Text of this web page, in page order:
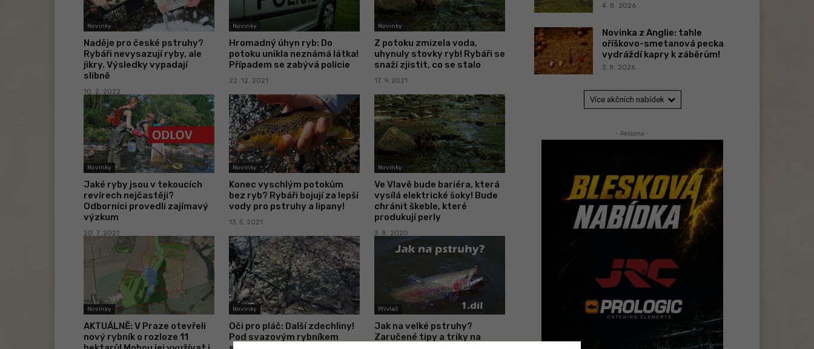
Novinky
Naděje pro české pstruhy?
Rybáři nevysazují ryby, ale
jikry. Výsledky vypadají
slibně
10. 2. 2022
Novinky
Hromadný úhyn ryb: Do
potoku unikla neznámá látka!
Případem se zabývá policie
22. 12. 2021
Novinky
Z potoku zmizela voda,
uhynuly stovky ryb! Rybáři se
snaží zjistit, co se stalo
17. 9. 2021
Novinky
Jaké ryby jsou v tekoucích
revírech nejčastěji?
Odborníci provedli zajímavý
výzkum
20. 7. 2021
Novinky
Konec vyschlým potokům
bez ryb? Rybáři bojují za lepší
vody pro pstruhy a lipany!
13. 5. 2021
Novinky
Ve Vlavě bude bariéra, která
vysílá elektrické šoky! Bude
chránit škeble, které
produkují perly
3. 8. 2020
Novinky
AKTUÁLNĚ: V Praze otevřeli
nový rybník o rozloze 11
Novinky
Oči pro pláč: Další zdechliny!
Pod svazovým rybníkem
Přívlač
Jak na velké pstruhy?
Zaručené tipy a triky na
4. 8. 2026
Novinka z Anglie: tahle
oříškovo-smetanová pecka
vydráždí kapry k záběrům!
3. 8. 2026
Více akčních nabídek
- Reklama -